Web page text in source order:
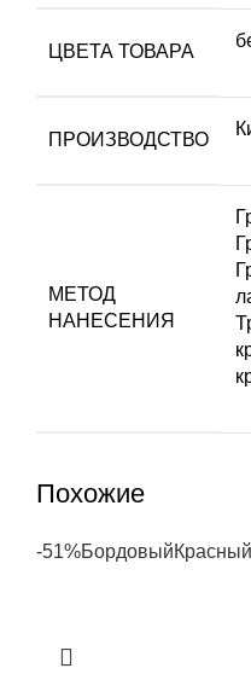
ЦВЕТА ТОВАРА
ПРОИЗВОДСТВО
МЕТОД
НАНЕСЕНИЯ
Похожие
-51%БордовыйКрасный